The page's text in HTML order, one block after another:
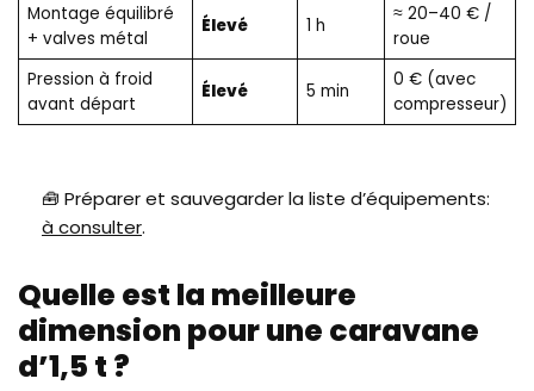
Montage équilibré
+ valves métal
Élevé 1 h
≈ 20–40 € /
roue
Pression à froid
avant départ
Élevé 5 min
0 € (avec
compresseur)
🧰 Préparer et sauvegarder la liste d’équipements:
à consulter.
Quelle est la meilleure
dimension pour une caravane
d’1,5 t ?